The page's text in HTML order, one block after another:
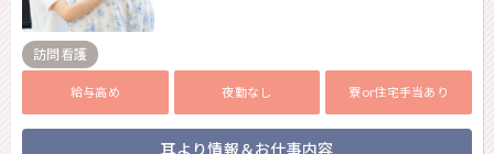
訪問看護
給与高め 夜勤なし 寮or住宅手当あり
耳より情報＆お仕事内容